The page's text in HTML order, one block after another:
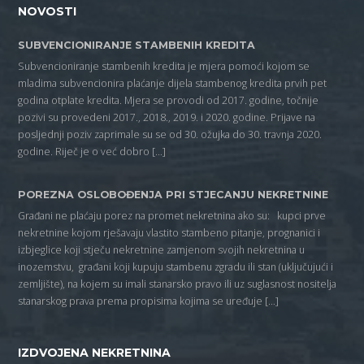
NOVOSTI
SUBVENCIONIRANJE STAMBENIH KREDITA
Subvencioniranje stambenih kredita je mjera pomoći kojom se
mladima subvencionira plaćanje dijela stambenog kredita prvih pet
godina otplate kredita. Mjera se provodi od 2017. godine, točnije
pozivi su provedeni 2017., 2018., 2019. i 2020. godine. Prijave na
posljednji poziv zaprimale su se od 30. ožujka do 30. travnja 2020.
godine. Riječ je o već dobro […]
POREZNA OSLOBOĐENJA PRI STJECANJU NEKRETNINE
Građani ne plaćaju porez na promet nekretnina ako su: kupci prve
nekretnine kojom rješavaju vlastito stambeno pitanje, prognanici i
izbjeglice koji stječu nekretnine zamjenom svojih nekretnina u
inozemstvu, građani koji kupuju stambenu zgradu ili stan (uključujući i
zemljište), na kojem su imali stanarsko pravo ili uz suglasnost nositelja
stanarskog prava prema propisima kojima se uređuje […]
IZDVOJENA NEKRETNINA